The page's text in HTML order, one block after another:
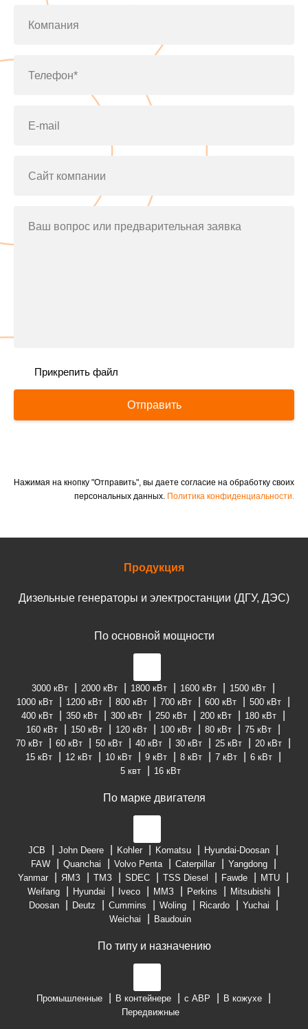
Компания
Телефон*
E-mail
Сайт компании
Ваш вопрос или предварительная заявка
Прикрепить файл
Отправить
Нажимая на кнопку "Отправить", вы даете согласие на обработку своих
персональных данных. Политика конфиденциальности.
Продукция
Дизельные генераторы и электростанции (ДГУ, ДЭС)
По основной мощности
3000 кВт 2000 кВт 1800 кВт 1600 кВт
1500 кВт
1000 кВт
1200 кВт 800 кВт 700 кВт 600 кВт
500 кВт
400 кВт
350 кВт 300 кВт 250 кВт 200 кВт
180 кВт
160 кВт
150 кВт 120 кВт 100 кВт 80 кВт
75 кВт
70 кВт
60 кВт 50 кВт 40 кВт 30 кВт 25 кВт
20 кВт
15 кВт
12 кВт 10 кВт 9 кВт 8 кВт 7 кВт
6 кВт
5 квт
16 кВт
По марке двигателя
JCB John Deere Kohler Komatsu
Hyundai-Doosan
FAW
Quanchai Volvo Penta Caterpillar
Yangdong
Yanmar
ЯМЗ ТМЗ SDEC TSS Diesel Fawde
MTU
Weifang
Hyundai Iveco ММЗ Perkins
Mitsubishi
Doosan
Deutz Cummins Woling Ricardo
Yuchai
Weichai
Baudouin
По типу и назначению
Промышленные В контейнере с АВР
В кожухе
Передвижные